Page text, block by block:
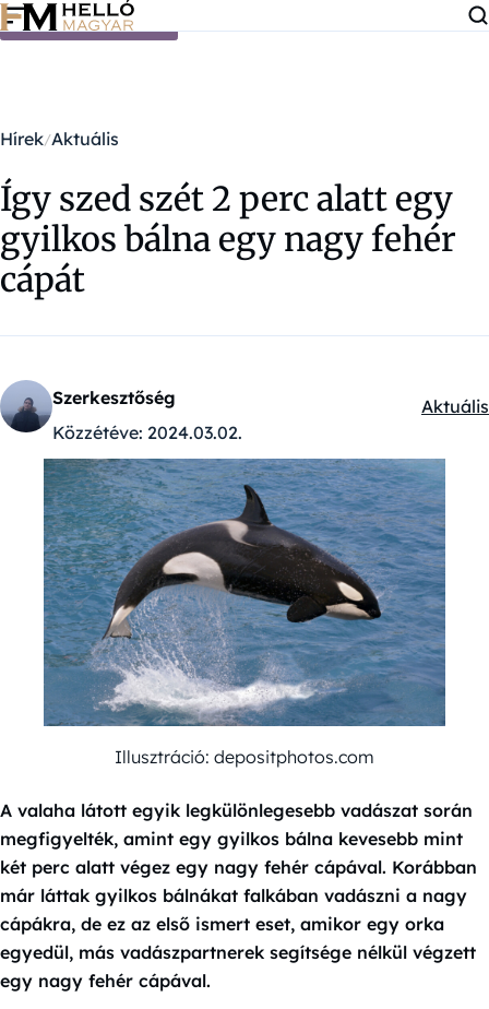
Ugrás a tartalomra
Hírek Aktuális
Így szed szét 2 perc alatt egy
gyilkos bálna egy nagy fehér
cápát
Szerkesztőség
Közzétéve: 2024.03.02.
Aktuális
Illusztráció: depositphotos.com
A valaha látott egyik legkülönlegesebb vadászat során
megfigyelték, amint egy gyilkos bálna kevesebb mint
két perc alatt végez egy nagy fehér cápával. Korábban
már láttak gyilkos bálnákat falkában vadászni a nagy
cápákra, de ez az első ismert eset, amikor egy orka
egyedül, más vadászpartnerek segítsége nélkül végzett
egy nagy fehér cápával.